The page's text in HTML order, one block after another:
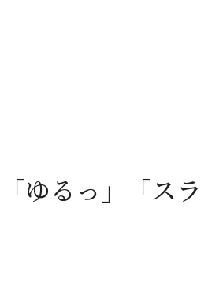
ゆるっ」「スラ